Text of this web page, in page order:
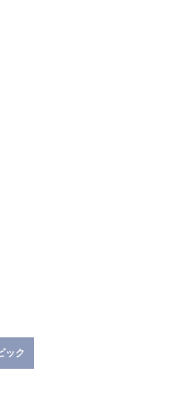
ック